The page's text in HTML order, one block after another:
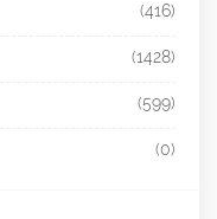
(416)
(1428)
(599)
(0)